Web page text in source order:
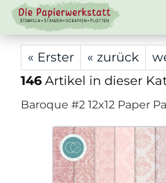
« Erster « zurück
146 Artikel in dieser
Baroque #2 12x12 Paper